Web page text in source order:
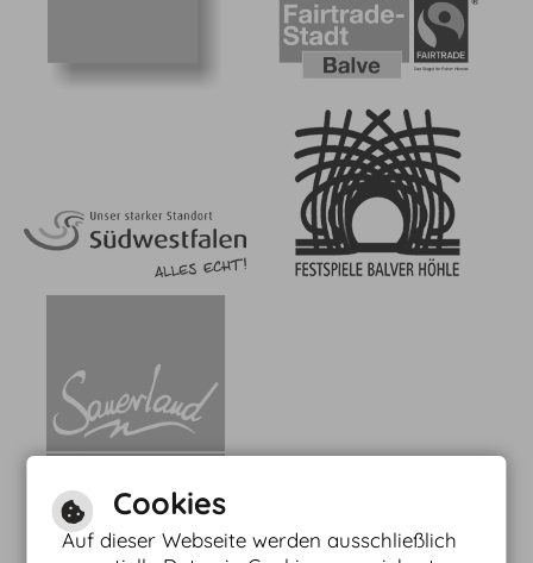
Cookies
Auf dieser Webseite werden ausschließlich